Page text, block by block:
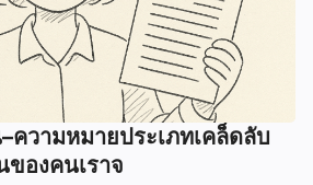
ความหมายประเภทเคล็ดลับ
ของคนเราจ